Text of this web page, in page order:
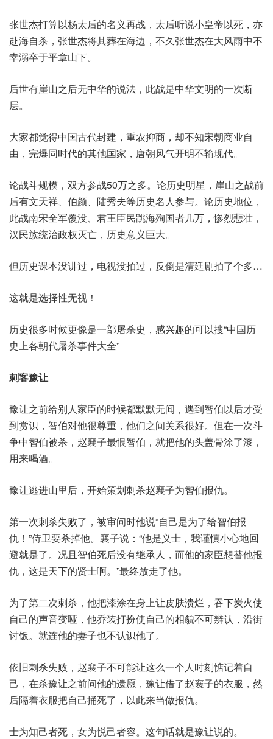
张世杰打算以杨太后的名义再战，太后听说小皇帝以死，亦
赴海自杀，张世杰将其葬在海边，不久张世杰在大风雨中不
幸溺卒于平章山下。
后世有崖山之后无中华的说法，此战是中华文明的一次断
层。
大家都觉得中国古代封建，重农抑商，却不知宋朝商业自
由，完爆同时代的其他国家，唐朝风气开明不输现代。
论战斗规模，双方参战50万之多。论历史明星，崖山之战前
后有文天祥、伯颜、陆秀夫等历史名人参与。论历史地位，
此战南宋全军覆没、君王臣民跳海殉国者几万，惨烈悲壮，
汉民族统治政权灭亡，历史意义巨大。
但历史课本没讲过，电视没拍过，反倒是清廷剧拍了个多…
这就是选择性无视！
历史很多时候更像是一部屠杀史，感兴趣的可以搜“中国历
史上各朝代屠杀事件大全”
刺客豫让
豫让之前给别人家臣的时候都默默无闻，遇到智伯以后才受
到赏识，智伯对他很尊重，他们之间关系很好。但在一次斗
争中智伯被杀，赵襄子最恨智伯，就把他的头盖骨涂了漆，
用来喝酒。
豫让逃进山里后，开始策划刺杀赵襄子为智伯报仇。
第一次刺杀失败了，被审问时他说“自己是为了给智伯报
仇！”侍卫要杀掉他。襄子说：“他是义士，我谨慎小心地回
避就是了。况且智伯死后没有继承人，而他的家臣想替他报
仇，这是天下的贤士啊。”最终放走了他。
为了第二次刺杀，他把漆涂在身上让皮肤溃烂，吞下炭火使
自己的声音变哑，他乔装打扮使自己的相貌不可辨认，沿街
讨饭。就连他的妻子也不认识他了。
依旧刺杀失败，赵襄子不可能让这么一个人时刻惦记着自
己，在杀豫让之前问他的遗愿，豫让借了赵襄子的衣服，然
后隔着衣服把自己捅死了，以此来当做报仇。
士为知己者死，女为悦己者容。这句话就是豫让说的。